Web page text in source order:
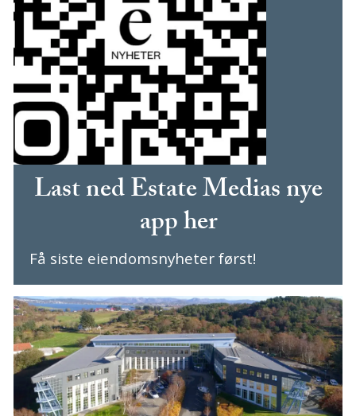
Last ned Estate Medias nye
app her
Få siste eiendomsnyheter først!